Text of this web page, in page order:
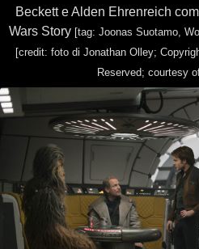
Beckett e Alden Ehrenreich
Wars Story [tag: Joonas Suotamo,
[credit: foto di Jonathan Olley;
Reserved; courtesy